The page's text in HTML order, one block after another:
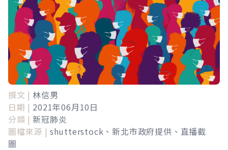
撰文 | 林信男
日期 | 2021年06月10日
分類 | 新冠肺炎
圖檔來源 | shutterstock、新北市政府提供、直播截
圖